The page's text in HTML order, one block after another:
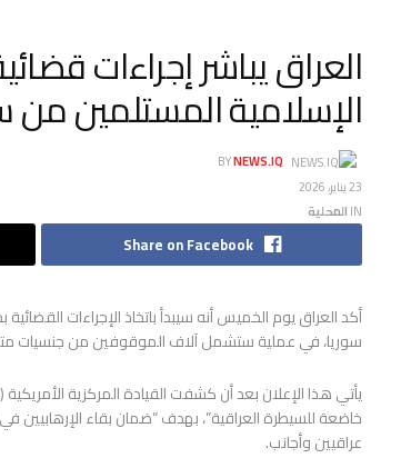
العراق يباشر إجراءات
الإسلامية المستلمين من
BYNEWS.IQ
23 يناير، 2026
IN المحلية
Share on Facebook
أكد العراق يوم الخميس أنه سيبدأ باتخاذ الإجراءات
سوريا، في عملية ستشمل آلاف الموقوفين من جنسيات
يأتي هذا الإعلان بعد أن كشفت القيادة المركزية
خاضعة للسيطرة العراقية”، بهدف “ضمان بقاء الإرهابيين
عراقيين وأجانب.